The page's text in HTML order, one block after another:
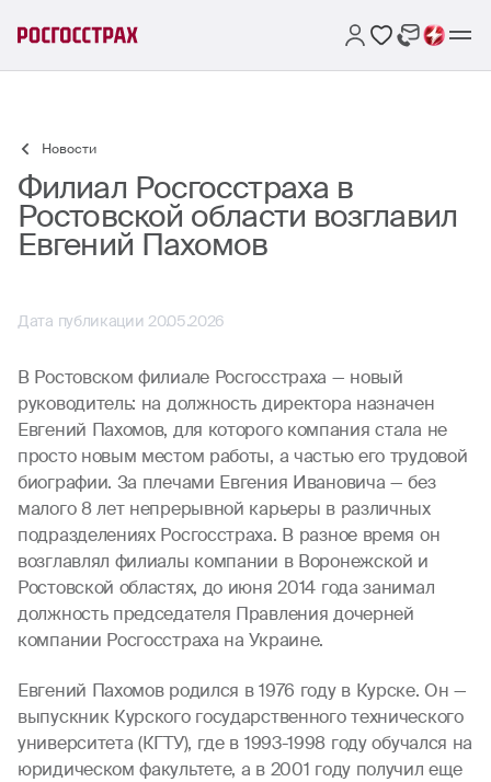
Новости
Филиал Росгосстраха в
Ростовской области возглавил
Евгений Пахомов
Дата публикации 20.05.2026
В Ростовском филиале Росгосстраха — новый
руководитель: на должность директора назначен
Евгений Пахомов, для которого компания стала не
просто новым местом работы, а частью его трудовой
биографии. За плечами Евгения Ивановича — без
малого 8 лет непрерывной карьеры в различных
подразделениях Росгосстраха. В разное время он
возглавлял филиалы компании в Воронежской и
Ростовской областях, до июня 2014 года занимал
должность председателя Правления дочерней
компании Росгосстраха на Украине.
Евгений Пахомов родился в 1976 году в Курске. Он —
выпускник Курского государственного технического
университета (КГТУ), где в 1993-1998 году обучался на
юридическом факультете, а в 2001 году получил еще